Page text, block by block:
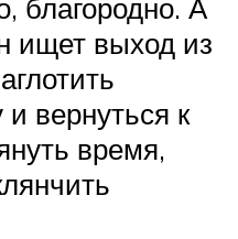
благородно. А
ищет выход из
вернуться к
время,